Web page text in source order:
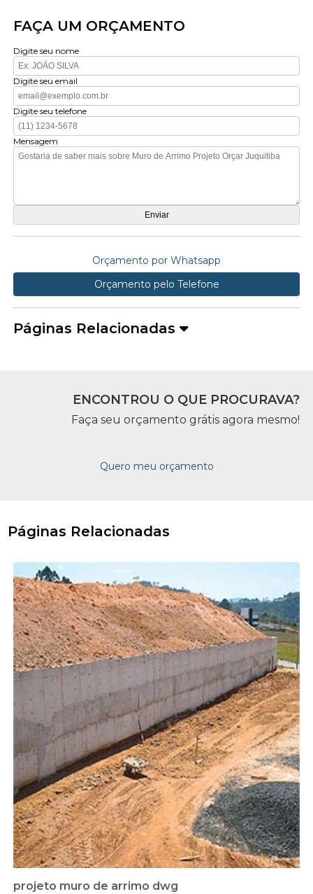
FAÇA UM ORÇAMENTO
Digite seu nome
Digite seu email
Digite seu telefone
Mensagem
Orçamento por Whatsapp
Orçamento pelo Telefone
Páginas Relacionadas
ENCONTROU O QUE PROCURAVA?
Faça seu orçamento grátis agora mesmo!
Quero meu orçamento
Páginas Relacionadas
projeto muro de arrimo dwg